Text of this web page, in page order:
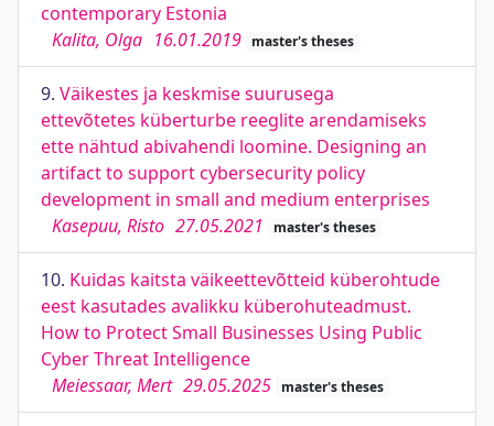
contemporary Estonia
Kalita, Olga 16.01.2019 master's theses
9. Väikestes ja keskmise suurusega
ettevõtetes küberturbe reeglite arendamiseks
ette nähtud abivahendi loomine. Designing an
artifact to support cybersecurity policy
development in small and medium enterprises
Kasepuu, Risto 27.05.2021 master's theses
10. Kuidas kaitsta väikeettevõtteid küberohtude
eest kasutades avalikku küberohuteadmust.
How to Protect Small Businesses Using Public
Cyber Threat Intelligence
Meiessaar, Mert 29.05.2025 master's theses